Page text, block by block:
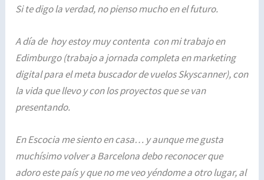
Si te digo la verdad, no pienso mucho en el futuro.
A día de hoy estoy muy contenta con mi trabajo en
Edimburgo (trabajo a jornada completa en marketing
digital para el meta buscador de vuelos Skyscanner), con
la vida que llevo y con los proyectos que se van
presentando.
En Escocia me siento en casa… y aunque me gusta
muchísimo volver a Barcelona debo reconocer que
adoro este país y que no me veo yéndome a otro lugar, al